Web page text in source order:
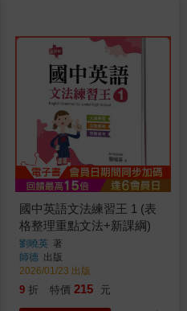
國中英語文法練習王 1 (表
格整理重點文法+新課綱)
劉曉英 著
師德 出版
2026/01/23 出版
9 折 特價 215 元